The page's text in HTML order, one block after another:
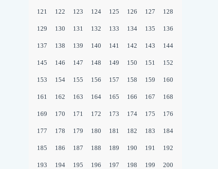
121 122 123 124 125 126 127 128
129 130 131 132 133 134 135 136
137 138 139 140 141 142 143 144
145 146 147 148 149 150 151 152
153 154 155 156 157 158 159 160
161 162 163 164 165 166 167 168
169 170 171 172 173 174 175 176
177 178 179 180 181 182 183 184
185 186 187 188 189 190 191 192
193 194 195 196 197 198 199 200